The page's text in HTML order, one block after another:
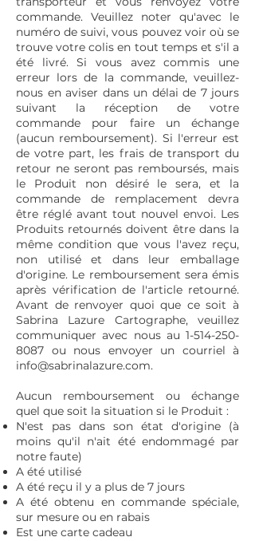
commande. Veuillez noter qu'avec le
numéro de suivi, vous pouvez voir où se
trouve votre colis en tout temps et s'il a
été livré. Si vous avez commis une
erreur lors de la commande, veuillez-
nous en aviser dans un délai de 7 jours
suivant la réception de votre
commande pour faire un échange
(aucun remboursement). Si l'erreur est
de votre part, les frais de transport du
retour ne seront pas remboursés, mais
le Produit non désiré le sera, et la
commande de remplacement devra
être réglé avant tout nouvel envoi. Les
Produits retournés doivent être dans la
même condition que vous l'avez reçu,
non utilisé et dans leur emballage
d'origine. Le remboursement sera émis
après vérification de l'article retourné.
Avant de renvoyer quoi que ce soit à
Sabrina Lazure Cartographe, veuillez
communiquer avec nous au 1-514-250-
8087 ou nous envoyer un courriel à
info@sabrinalazure.com.
Aucun remboursement ou échange
quel que soit la situation si le Produit :
N'est pas dans son état d'origine (à
moins qu'il n'ait été endommagé par
notre faute)
A été utilisé
A été reçu il y a plus de 7 jours
A été obtenu en commande spéciale,
sur mesure ou en rabais
Est une carte cadeau